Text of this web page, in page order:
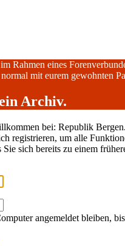
Rahmen eines
mit eurem gewohnten
Archiv.
bei: Republik
registrieren, um alle
sich bereits zu einem
angemeldet bleiben,